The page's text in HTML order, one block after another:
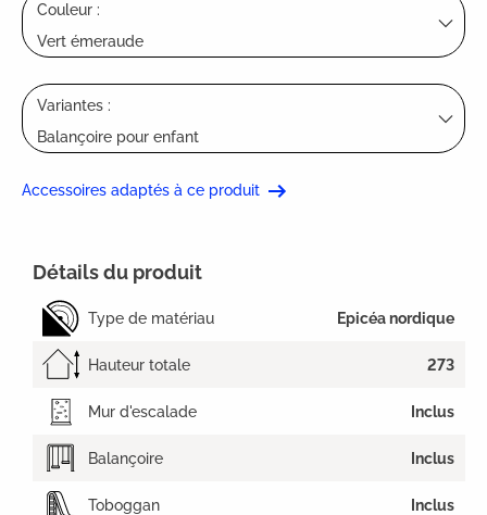
Couleur :
Vert émeraude
Variantes :
Balançoire pour enfant
Accessoires adaptés à ce produit
Détails du produit
Type de matériau Epicéa nordique
Hauteur totale 273
Mur d'escalade Inclus
Balançoire Inclus
Toboggan Inclus